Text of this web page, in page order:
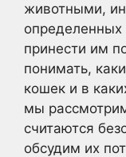
животными,
принести им
понимать,
кошек и в
мы
считаются
обсудим их